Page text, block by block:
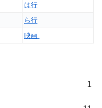
は行
ら行
映画
1